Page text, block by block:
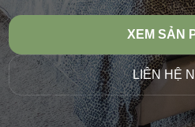
XEM SẢN
LIÊN HỆ